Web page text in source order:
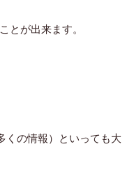
が出来ます。
の情報）といっても大